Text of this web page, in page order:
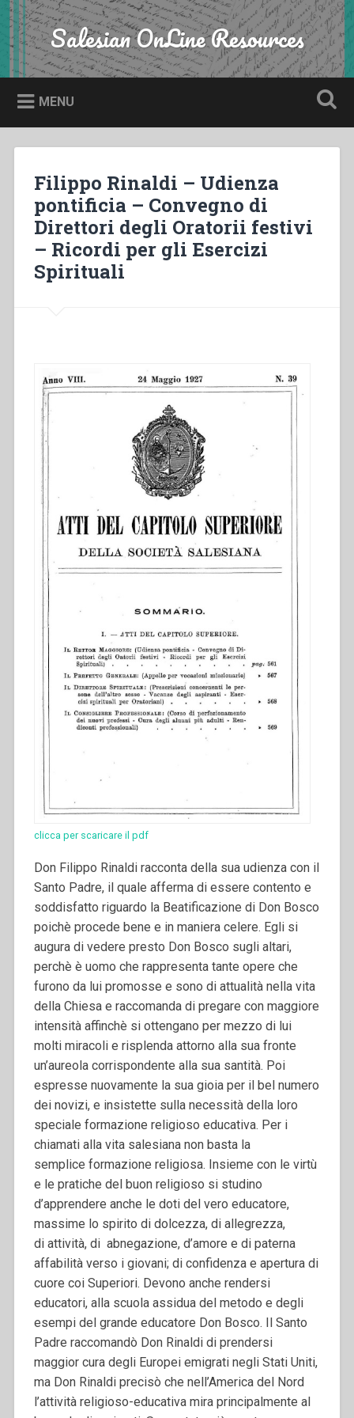
Skip
to
content
Search Salesian OnLine Resources
MENU
Filippo Rinaldi – Udienza
pontificia – Convegno di
Direttori degli Oratorii festivi
– Ricordi per gli Esercizi
Spirituali
clicca per scaricare il pdf
Don Filippo Rinaldi racconta della sua udienza con il
Santo Padre, il quale afferma di essere contento e
soddisfatto riguardo la Beatificazione di Don Bosco
poichè procede bene e in maniera celere. Egli si
augura di vedere presto Don Bosco sugli altari,
perchè è uomo che rappresenta tante opere che
furono da lui promosse e sono di attualità nella vita
della Chiesa e raccomanda di pregare con maggiore
intensità affinchè si ottengano per mezzo di lui
molti miracoli e risplenda attorno alla sua fronte
un’aureola corrispondente alla sua santità. Poi
espresse nuovamente la sua gioia per il bel numero
dei novizi, e insistette sulla necessità della loro
speciale formazione religioso educativa. Per i
chiamati alla vita salesiana non basta la
semplice formazione religiosa. Insieme con le virtù
e le pratiche del buon religioso si studino
d’apprendere anche le doti del vero educatore,
massime lo spirito di dolcezza, di allegrezza,
di attività, di abnegazione, d’amore e di paterna
affabilità verso i giovani; di confidenza e apertura di
cuore coi Superiori. Devono anche rendersi
educatori, alla scuola assidua del metodo e degli
esempi del grande educatore Don Bosco. Il Santo
Padre raccomandò Don Rinaldi di prendersi
maggior cura degli Europei emigrati negli Stati Uniti,
ma Don Rinaldi precisò che nell’America del Nord
l’attività religioso-educativa mira principalmente al